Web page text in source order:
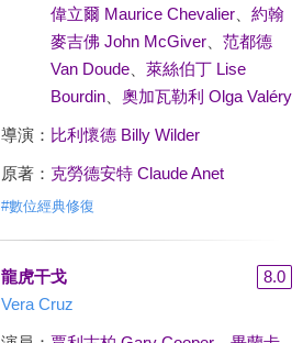
偉立爾 Maurice Chevalier、 約翰
麥吉佛 John McGiver、 范都德
Van Doude、 萊絲伯丁 Lise
Bourdin、 奧加瓦勒利 Olga Valéry
導演： 比利懷德 Billy Wilder
原著： 克勞德安特 Claude Anet
#數位經典修復
龍虎干戈
8.0
Vera Cruz